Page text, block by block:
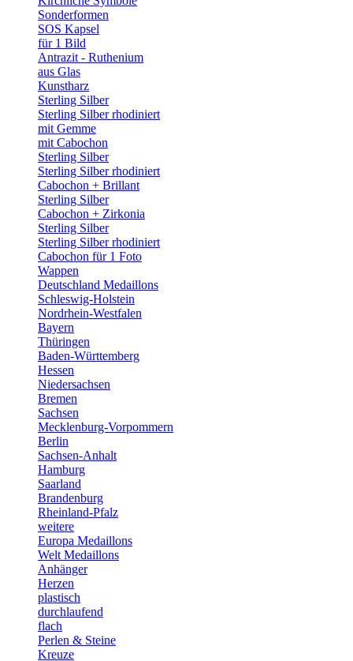
Sonderformen
SOS Kapsel
für 1 Bild
Antrazit - Ruthenium
aus Glas
Kunstharz
Sterling Silber
Sterling Silber rhodiniert
mit Gemme
mit Cabochon
Sterling Silber
Sterling Silber rhodiniert
Cabochon + Brillant
Sterling Silber
Cabochon + Zirkonia
Sterling Silber
Sterling Silber rhodiniert
Cabochon für 1 Foto
Wappen
Deutschland Medaillons
Schleswig-Holstein
Nordrhein-Westfalen
Bayern
Thüringen
Baden-Württemberg
Hessen
Niedersachsen
Bremen
Sachsen
Mecklenburg-Vorpommern
Berlin
Sachsen-Anhalt
Hamburg
Saarland
Brandenburg
Rheinland-Pfalz
weitere
Europa Medaillons
Welt Medaillons
Anhänger
Herzen
plastisch
durchlaufend
flach
Perlen & Steine
Kreuze